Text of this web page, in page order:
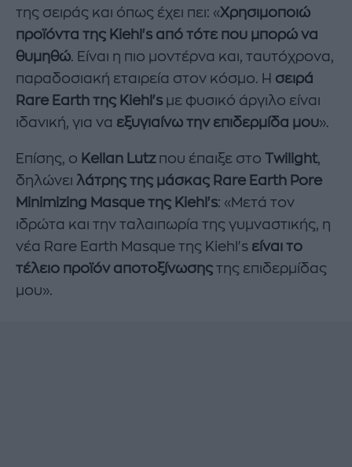
της σειράς και όπως έχει πει: «Χρησιμοποιώ
προϊόντα της Kiehl's από τότε που μπορώ να
θυμηθώ. Είναι η πιο μοντέρνα και, ταυτόχρονα,
παραδοσιακή εταιρεία στον κόσμο. Η σειρά
Rare Earth της Kiehl's με φυσικό άργιλο είναι
ιδανική, για να εξυγιαίνω την επιδερμίδα μου».
Επίσης, ο Kellan Lutzπου έπαιξε στο Twilight
δηλώνει λάτρης της μάσκας Rare Earth Pore
Minimizing Masque της Kiehl's: «Μετά τον
ιδρώτα και την ταλαιπωρία της γυμναστικής, η
νέα Rare Earth Masque της Kiehl's είναι το
τέλειο προϊόν αποτοξίνωσης της επιδερμίδας
μου».